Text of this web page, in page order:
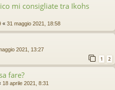
mi consigliate tra Ikohs
« 31 maggio 2021, 18:58
2021, 13:27
1 2
fare?
18 aprile 2021, 8:31